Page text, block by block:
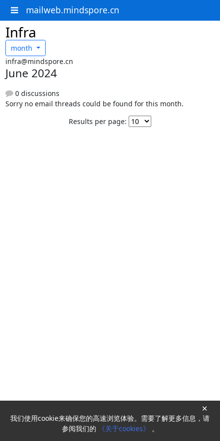
mailweb.mindspore.cn
Infra
month
infra@mindspore.cn
June 2024
0 discussions
Sorry no email threads could be found for this month.
Results per page:
Powered byHyperKitty
我们使用cookie来确保您的高速浏览体验。需要了解更多信息，请
参阅我们的
《关于cookies》 。
×